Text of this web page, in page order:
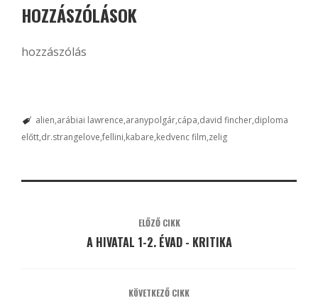
HOZZÁSZÓLÁSOK
hozzászólás
alien arábiai lawrence aranypolgár cápa david fincher diploma
előtt dr.strangelove fellini kabare kedvenc film zelig
ELŐZŐ CIKK
A HIVATAL 1-2. ÉVAD - KRITIKA
KÖVETKEZŐ CIKK